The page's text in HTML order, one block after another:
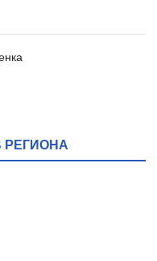
РЕГИОНА